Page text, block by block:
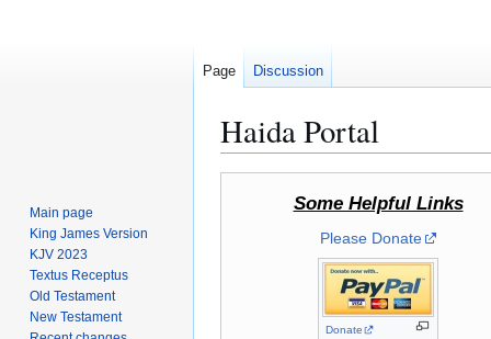
Haida Portal
Some Helpful Links
Please Donate
Donate
Page Discussion
Main page
King James Version
KJV 2023
Textus Receptus
Old Testament
New Testament